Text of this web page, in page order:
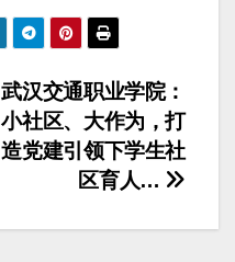
武汉交通职业学院：
小社区、大作为，打
造党建引领下学生社
区育人…